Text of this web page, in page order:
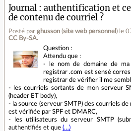
Journal
authentification et
de contenu de courriel ?
Posté par ghusson (site web personnel ) le
CC By‑SA.
Question :
Attendu que :
- le nom de domaine de
registrar .com est sensé
registrar de vérifier il me
- les courriels sortants de mon serveur
(header ET body),
- la source (serveur SMTP) des courriels
est vérifiée par SPF et DMARC,
- les utilisateurs du serveur SMTP
authentifiés et que (…)